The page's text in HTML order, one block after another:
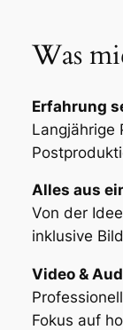
Was
Erfahrung
Langjährige
Alles aus
Von der
inklusive
Video &
Fokus auf